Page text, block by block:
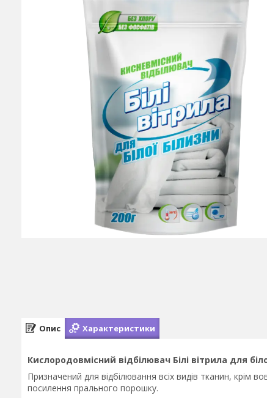
Опис Характеристики
Кислородовмісний відбілювач Білі вітрила для
Призначений для відбілювання всіх видів тканин,
посилення прального порошку.